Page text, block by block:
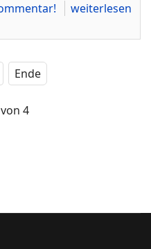
weiterlesen
Ende
4